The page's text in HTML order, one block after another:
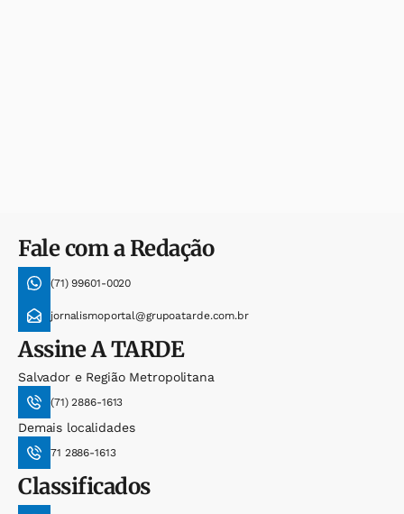
Fale com a Redação
(71) 99601-0020
jornalismoportal@grupoatarde.com.br
AssineA TARDE
Salvador e Região Metropolitana
(71) 2886-1613
Demais localidades
71 2886-1613
Classificados